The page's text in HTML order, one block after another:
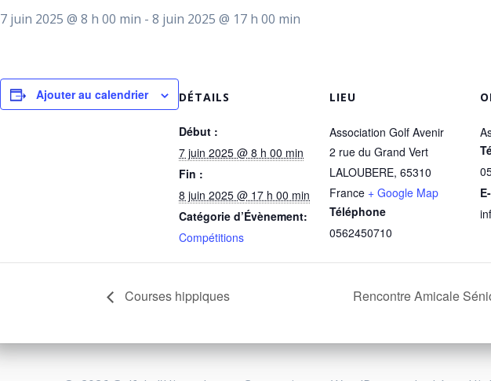
7 juin 2025 @ 8 h 00 min - 8 juin 2025 @ 17 h 00 min
Ajouter au calendrier DÉTAILS
Début :
7 juin 2025 @ 8 h 00 min
Fin :
8 juin 2025 @ 17 h 00 min
Catégorie d’Évènement:
Compétitions
LIEU
Association Golf Avenir
2 rue du Grand Vert
LALOUBERE, 65310
France + Google Map
Téléphone
0562450710
Courses hippiques Rencontre Amicale